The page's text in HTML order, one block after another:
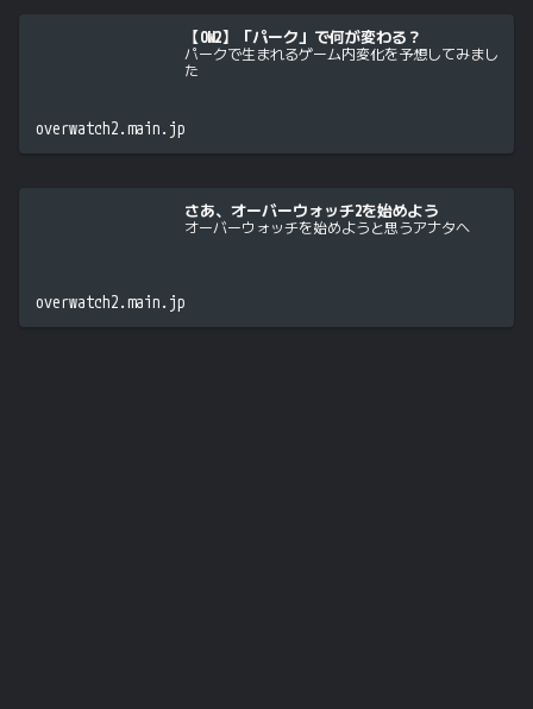
【OW2】「パーク」で何が変わる？
パークで生まれるゲーム内変化を予想してみまし
た
overwatch2.main.jp
さあ、オーバーウォッチ2を始めよう
オーバーウォッチを始めようと思うアナタへ
overwatch2.main.jp